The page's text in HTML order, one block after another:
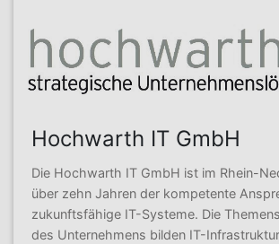
Hochwarth IT GmbH
Die Hochwarth IT GmbH ist im Rhein-
über zehn Jahren der kompetente
zukunftsfähige IT-Systeme. Die
des Unternehmens bilden IT-